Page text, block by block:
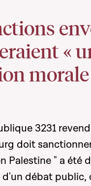
«
3231
doit
Palestine " a été
d'un débat public,